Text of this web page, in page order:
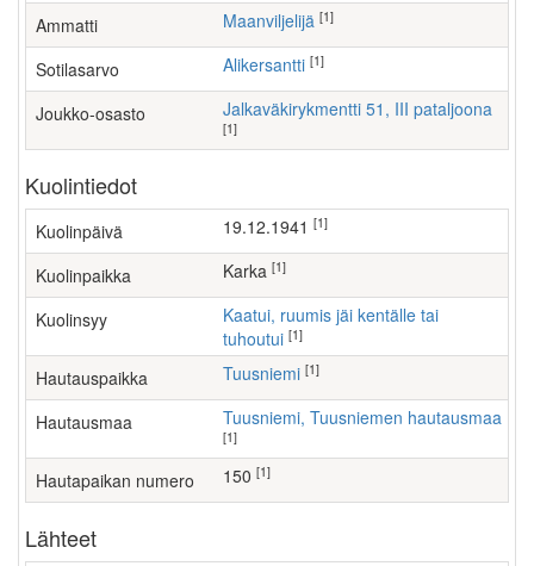
Ammatti maanviljelijä [1]
Sotilasarvo Alikersantti [1]
Joukko-osasto Jalkaväkirykmentti 51, III pataljoona
[1]
Kuolintiedot
Kuolinpäivä 19.12.1941 [1]
Kuolinpaikka Karka [1]
Kuolinsyy
Kaatui, ruumis jäi kentälle tai
tuhoutui [1]
Hautauspaikka Tuusniemi [1]
Hautausmaa Tuusniemi, Tuusniemen hautausmaa
[1]
Hautapaikan numero 150 [1]
Lähteet